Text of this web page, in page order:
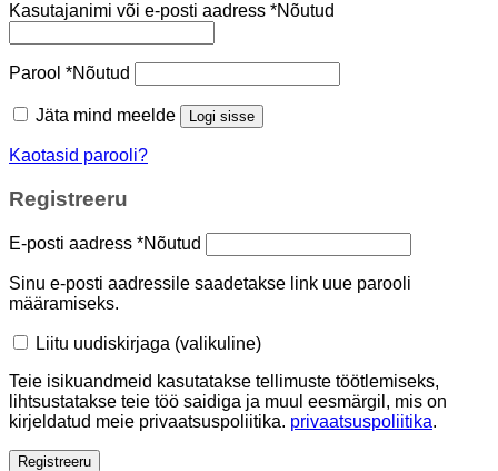
Kasutajanimi või e-posti aadress *Nõutud
Parool *Nõutud
Jäta mind meelde Logi sisse
Kaotasid parooli?
Registreeru
E-posti aadress *Nõutud
Sinu e-posti aadressile saadetakse link uue parooli
määramiseks.
Liitu uudiskirjaga (valikuline)
Teie isikuandmeid kasutatakse tellimuste töötlemiseks,
lihtsustatakse teie töö saidiga ja muul eesmärgil, mis on
kirjeldatud meie privaatsuspoliitika. privaatsuspoliitika.
Registreeru